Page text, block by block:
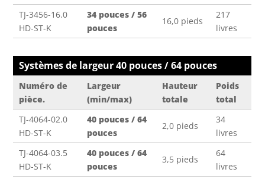
TJ-3456-16.0
HD-ST-K
34 pouces / 56
pouces
16,0 pieds
217
livres
Systèmes de largeur 40 pouces / 64 pouces
Numéro de
pièce.
Largeur
(min/max)
Hauteur
totale
Poids
total
TJ-4064-02.0
HD-ST-K
40 pouces / 64
pouces
2,0 pieds
34
livres
TJ-4064-03.5
HD-ST-K
40 pouces / 64
pouces
3,5 pieds
64
livres